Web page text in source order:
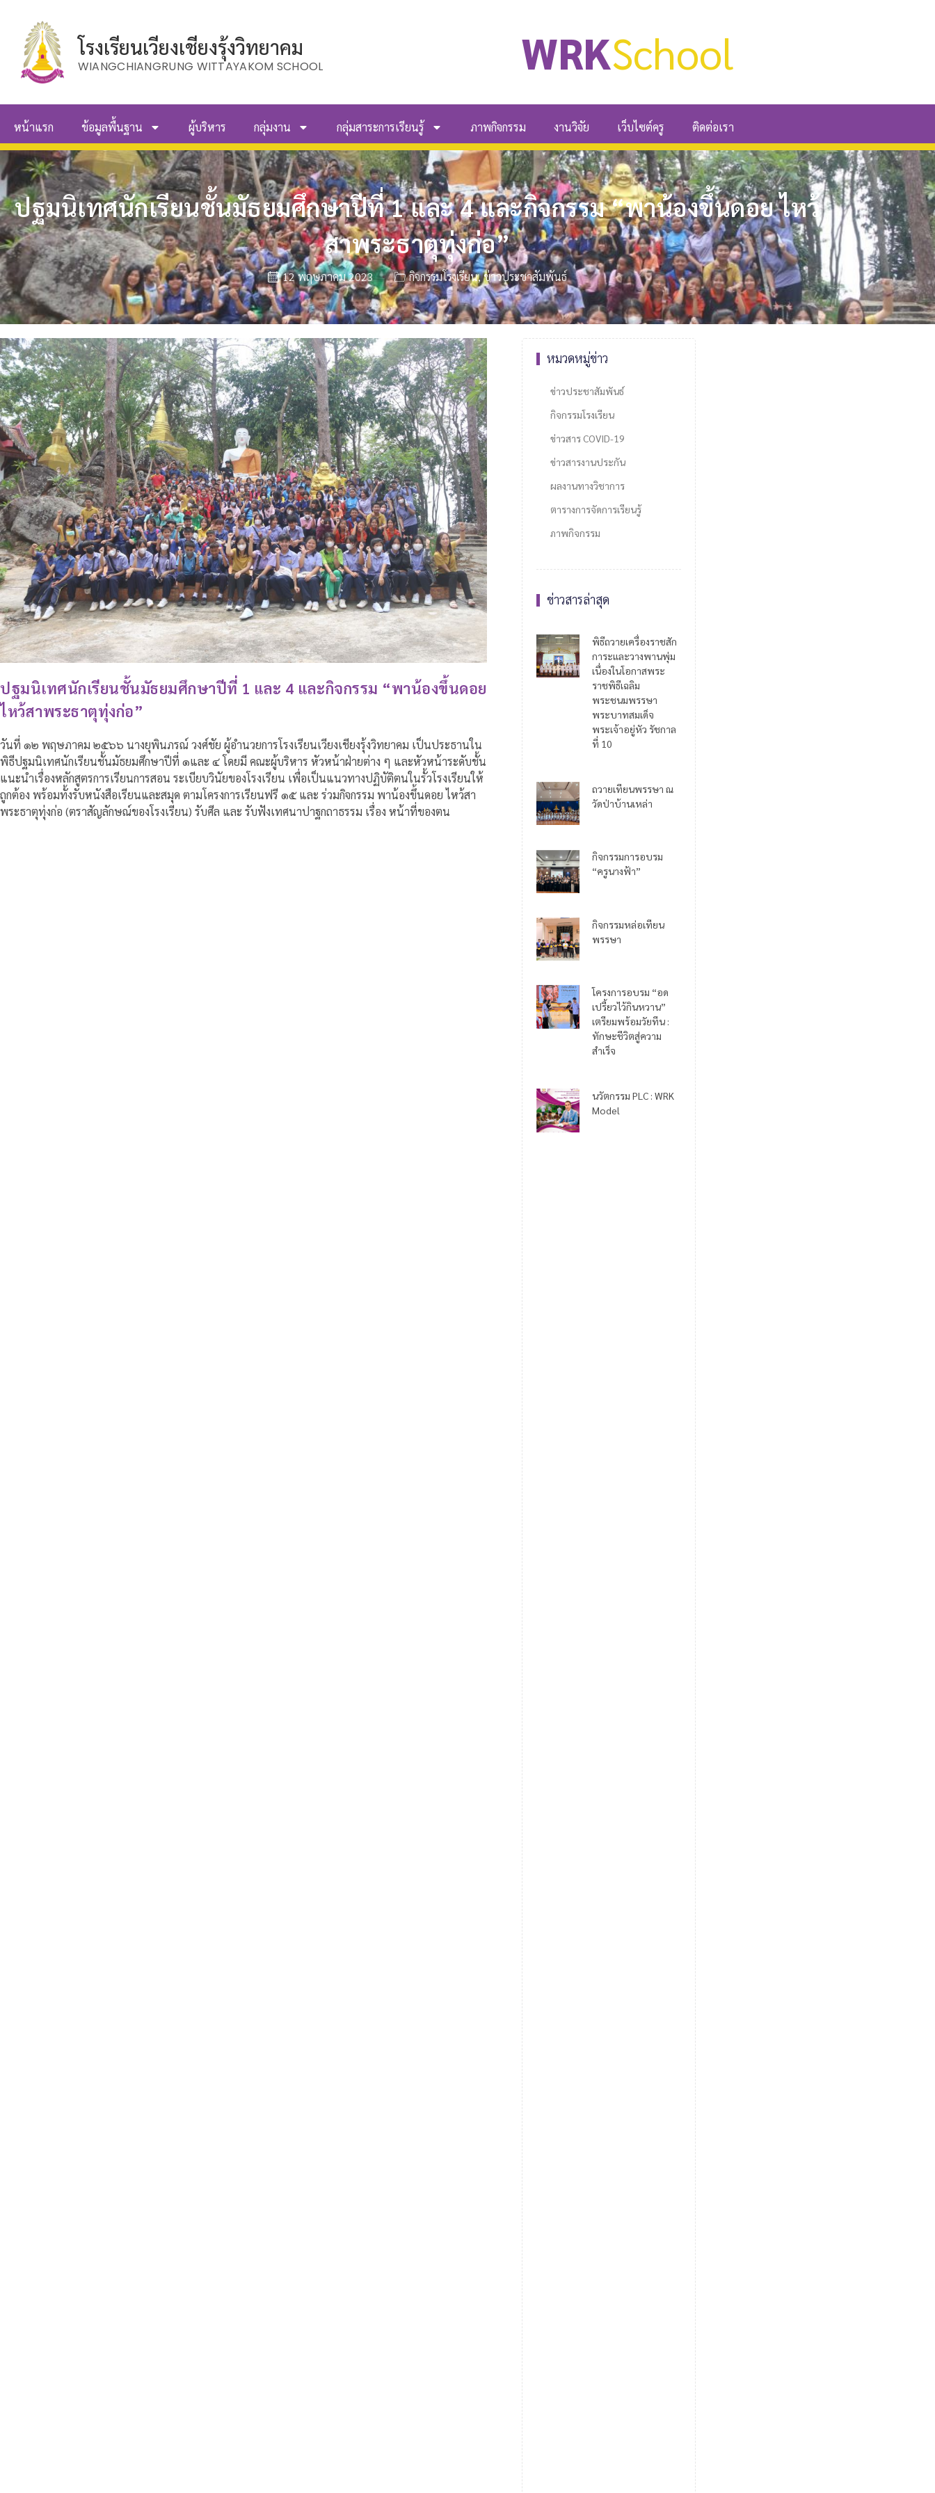
โรงเรียนเวียงเชียงรุ้งวิทยาคม
WIANGCHIANGRUNG WITTAYAKOM SCHOOL WRKSchool
หน้าแรก ข้อมูลพื้นฐาน ผู้บริหาร กลุ่มงาน กลุ่มสาระการเรียนรู้ ภาพกิจกรรม งานวิจัย เว็บไซต์ครู ติดต่อเรา
ปฐมนิเทศนักเรียนชั้นมัธยมศึกษาปีที่ 1 และ 4 และกิจกรรม “พาน้องขึ้นดอย ไหว้
สาพระธาตุทุ่งก่อ”
12 พฤษภาคม 2023 กิจกรรมโรงเรียน,ข่าวประชาสัมพันธ์
ปฐมนิเทศนักเรียนชั้นมัธยมศึกษาปีที่ 1 และ 4 และกิจกรรม “พาน้องขึ้นดอย
ไหว้สาพระธาตุทุ่งก่อ”
วันที่ ๑๒ พฤษภาคม ๒๕๖๖ นางยุพินภรณ์ วงศ์ชัย ผู้อำนวยการโรงเรียนเวียงเชียงรุ้งวิทยาคม เป็นประธานใน
พิธีปฐมนิเทศนักเรียนชั้นมัธยมศึกษาปีที่ ๑และ ๔ โดยมี คณะผู้บริหาร หัวหน้าฝ่ายต่าง ๆ และหัวหน้าระดับชั้น
แนะนำเรื่องหลักสูตรการเรียนการสอน ระเบียบวินัยของโรงเรียน เพื่อเป็นแนวทางปฏิบัติตนในรั้วโรงเรียนให้
ถูกต้อง พร้อมทั้งรับหนังสือเรียนและสมุด ตามโครงการเรียนฟรี ๑๕ และ ร่วมกิจกรรม พาน้องขึ้นดอย ไหว้สา
พระธาตุทุ่งก่อ (ตราสัญลักษณ์ของโรงเรียน) รับศีล และ รับฟังเทศนาปาฐกถาธรรม เรื่อง หน้าที่ของตน
หมวดหมู่ข่าว
ข่าวประชาสัมพันธ์
กิจกรรมโรงเรียน
ข่าวสาร COVID-19
ข่าวสารงานประกัน
ผลงานทางวิชาการ
ตารางการจัดการเรียนรู้
ภาพกิจกรรม
ข่าวสารล่าสุด
พิธีถวายเครื่องราชสัก
การะและวางพานพุ่ม
เนื่องในโอกาสพระ
ราชพิธีเฉลิม
พระชนมพรรษา
พระบาทสมเด็จ
พระเจ้าอยู่หัว รัชกาล
ที่ 10
ถวายเทียนพรรษา ณ
วัดป่าบ้านเหล่า
กิจกรรมการอบรม
“ครูนางฟ้า”
กิจกรรมหล่อเทียน
พรรษา
โครงการอบรม “อด
เปรี้ยวไว้กินหวาน”
เตรียมพร้อมวัยทีน :
ทักษะชีวิตสู่ความ
สำเร็จ
นวัตกรรม PLC : WRK
Model